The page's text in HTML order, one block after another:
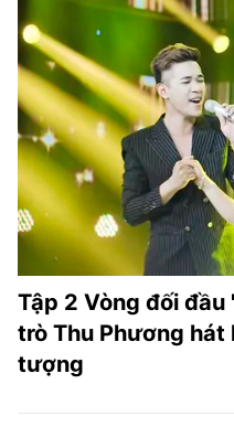
Tập 2 Vòng đối
trò Thu Phương hát
tượng